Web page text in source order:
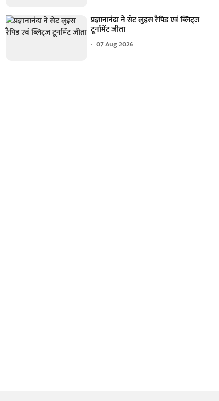
प्रज्ञानानंदा ने सेंट लुइस रैपिड एवं ब्लिट्ज
टूर्नामेंट जीता
07 Aug 2026